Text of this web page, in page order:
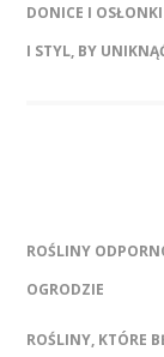
DONICE I
I STYL, BY
ROŚLINY
OGRODZIE
ROŚLINY, KTÓRE